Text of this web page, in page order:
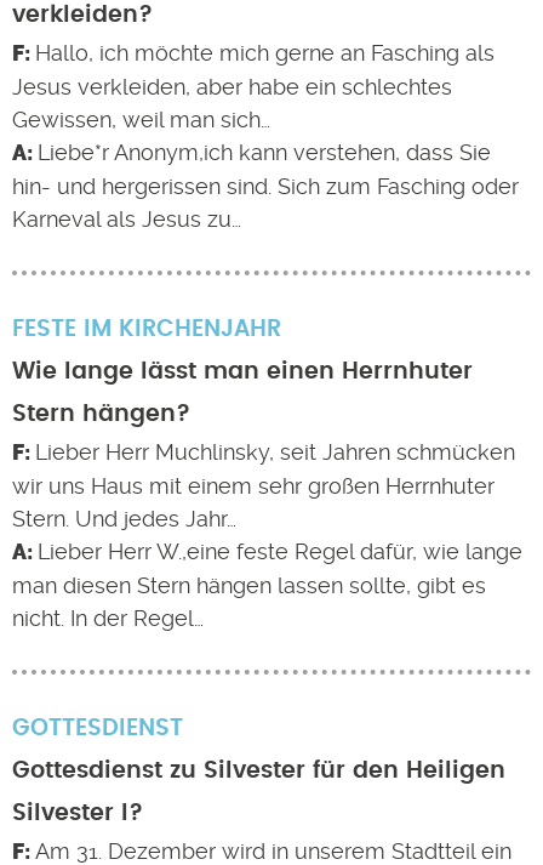
verkleiden?
Hallo, ich möchte mich gerne an Fasching als
Jesus verkleiden, aber habe ein schlechtes
Gewissen, weil man sich…
Liebe*r Anonym,ich kann verstehen, dass Sie
hin- und hergerissen sind. Sich zum Fasching oder
Karneval als Jesus zu…
FESTE IM KIRCHENJAHR
Wie lange lässt man einen Herrnhuter
Stern hängen?
Lieber Herr Muchlinsky, seit Jahren schmücken
wir uns Haus mit einem sehr großen Herrnhuter
Stern. Und jedes Jahr…
Lieber Herr W.,eine feste Regel dafür, wie lange
man diesen Stern hängen lassen sollte, gibt es
nicht. In der Regel…
GOTTESDIENST
Gottesdienst zu Silvester für den Heiligen
Silvester I?
Am 31. Dezember wird in unserem Stadtteil ein